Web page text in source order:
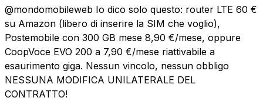
@mondomobileweb Io dico solo questo: router LTE 60 €
su Amazon (libero di inserire la SIM che voglio),
Postemobile con 300 GB mese 8,90 €/mese, oppure
CoopVoce EVO 200 a 7,90 €/mese riattivabile a
esaurimento giga. Nessun vincolo, nessun obbligo
NESSUNA MODIFICA UNILATERALE DEL
CONTRATTO!